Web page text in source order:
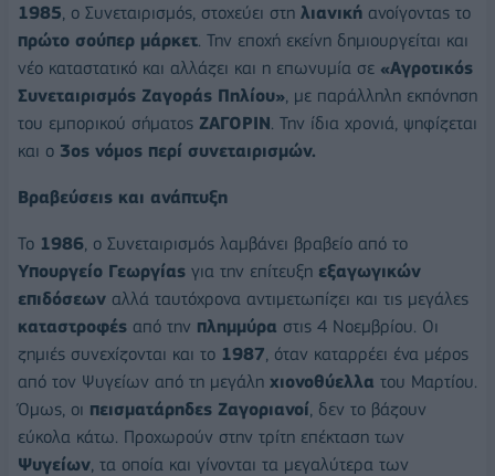
1985, ο Συνεταιρισμός, στοχεύει στη λιανική ανοίγοντας το
πρώτο σούπερ μάρκετ. Την εποχή εκείνη δημιουργείται και
νέο καταστατικό και αλλάζει και η επωνυμία σε «Αγροτικός
Συνεταιρισμός Ζαγοράς Πηλίου», με παράλληλη εκπόνηση
του εμπορικού σήματος ΖΑΓΟΡΙΝ. Την ίδια χρονιά, ψηφίζεται
και ο 3ος νόμος περί συνεταιρισμών.
Βραβεύσεις και ανάπτυξη
Το 1986 , ο Συνεταιρισμός λαμβάνει βραβείο από το
Υπουργείο Γεωργίας για την επίτευξη εξαγωγικών
επιδόσεων αλλά ταυτόχρονα αντιμετωπίζει και τις μεγάλες
καταστροφές από την πλημμύρα στις 4 Νοεμβρίου. Οι
ζημιές συνεχίζονται και το 1987 , όταν καταρρέει ένα μέρος
από τον Ψυγείων από τη μεγάλη χιονοθύελλα του Μαρτίου.
Όμως, οι πεισματάρηδες Ζαγοριανοί , δεν το βάζουν
εύκολα κάτω. Προχωρούν στην τρίτη επέκταση των
Ψυγείων , τα οποία και γίνονται τα μεγαλύτερα των